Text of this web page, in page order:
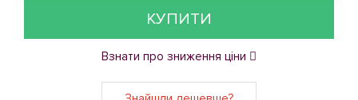
КУПИТИ
Взнати про зниження ціни